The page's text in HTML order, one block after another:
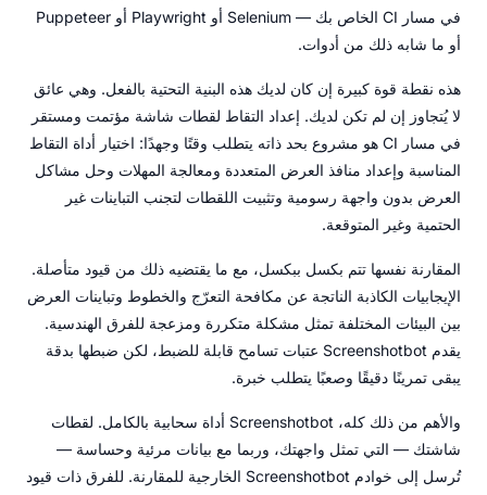
في مسار CI الخاص بك — Selenium أو Playwright أو Puppeteer
أو ما شابه ذلك من أدوات.
هذه نقطة قوة كبيرة إن كان لديك هذه البنية التحتية بالفعل. وهي عائق
لا يُتجاوز إن لم تكن لديك. إعداد التقاط لقطات شاشة مؤتمت ومستقر
في مسار CI هو مشروع بحد ذاته يتطلب وقتًا وجهدًا: اختيار أداة التقاط
المناسبة وإعداد منافذ العرض المتعددة ومعالجة المهلات وحل مشاكل
العرض بدون واجهة رسومية وتثبيت اللقطات لتجنب التباينات غير
الحتمية وغير المتوقعة.
المقارنة نفسها تتم بكسل ببكسل، مع ما يقتضيه ذلك من قيود متأصلة.
الإيجابيات الكاذبة الناتجة عن مكافحة التعرّج والخطوط وتباينات العرض
بين البيئات المختلفة تمثل مشكلة متكررة ومزعجة للفرق الهندسية.
يقدم Screenshotbot عتبات تسامح قابلة للضبط، لكن ضبطها بدقة
يبقى تمرينًا دقيقًا وصعبًا يتطلب خبرة.
والأهم من ذلك كله، Screenshotbot أداة سحابية بالكامل. لقطات
شاشتك — التي تمثل واجهتك، وربما مع بيانات مرئية وحساسة —
تُرسل إلى خوادم Screenshotbot الخارجية للمقارنة. للفرق ذات قيود